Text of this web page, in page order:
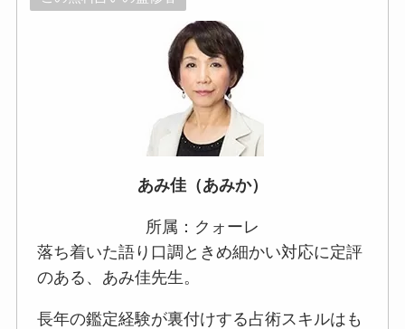
あみ佳（あみか）
所属：クォーレ
落ち着いた語り口調ときめ細かい対応に定評
のある、あみ佳先生。
長年の鑑定経験が裏付けする占術スキルはも